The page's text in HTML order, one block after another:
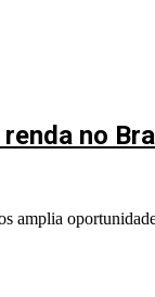
no
amplia